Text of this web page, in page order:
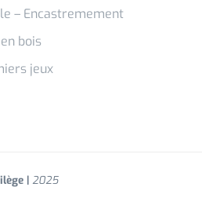
– Encastremement
bois
jeux
| 2025